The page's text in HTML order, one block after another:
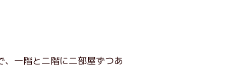
一階と二階に二部屋ずつあ